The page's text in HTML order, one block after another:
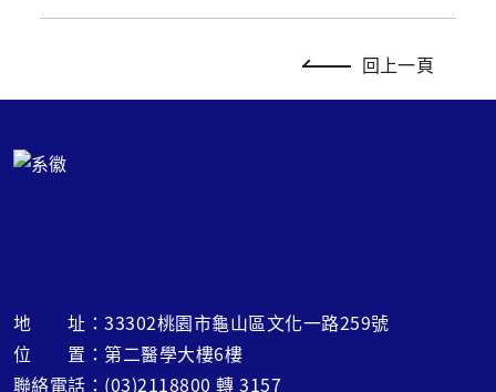
回上一頁
地 址：33302桃園市龜山區文化一路259號
位 置：第二醫學大樓6樓
聯絡電話：(03)2118800 轉 3157